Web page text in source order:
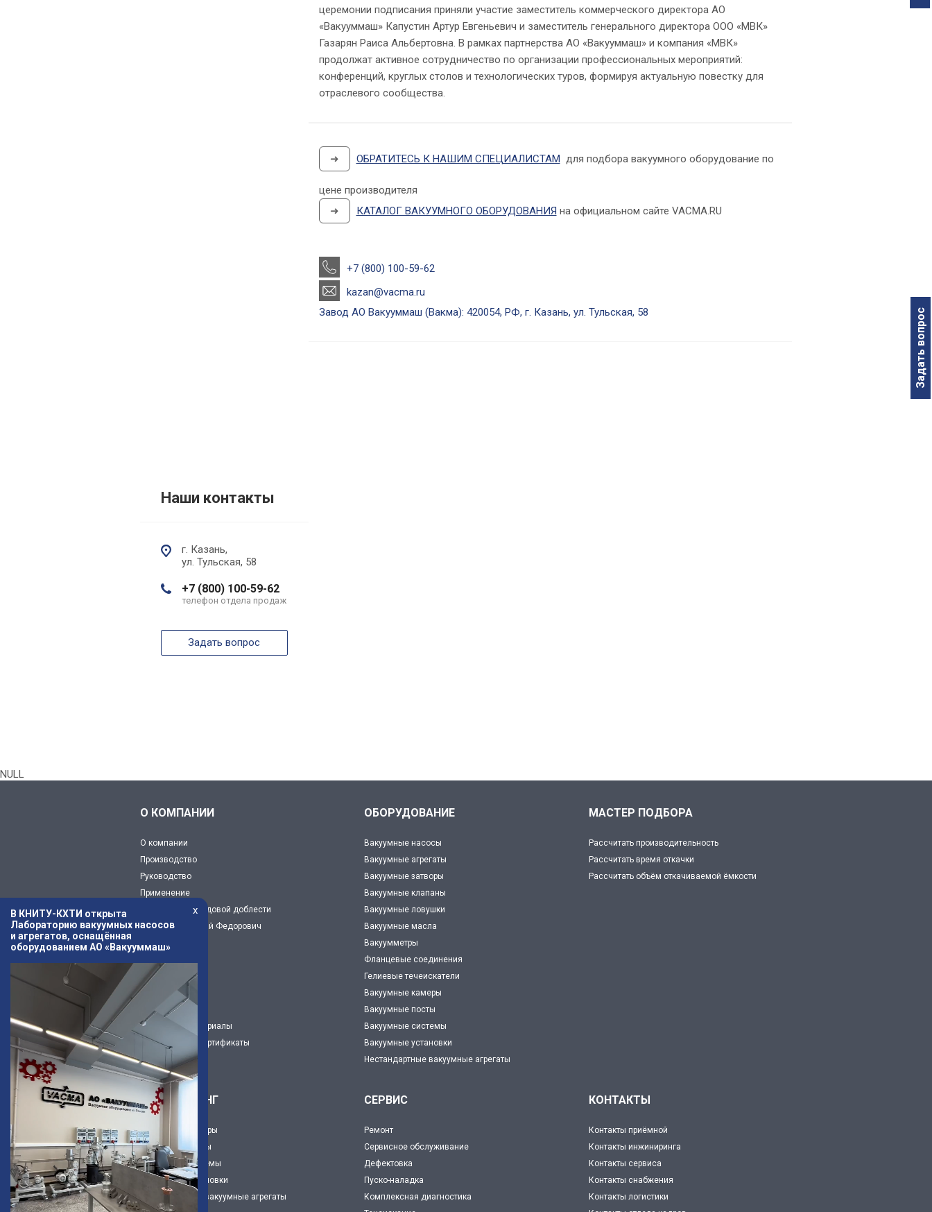
Задать вопрос
церемонии подписания приняли участие заместитель коммерческого директора АО
«Вакууммаш» Капустин Артур Евгеньевич и заместитель генерального директора ООО «МВК»
Газарян Раиса Альбертовна. В рамках партнерства АО «Вакууммаш» и компания «МВК»
продолжат активное сотрудничество по организации профессиональных мероприятий:
конференций, круглых столов и технологических туров, формируя актуальную повестку для
отраслевого сообщества.
➜ ОБРАТИТЕСЬ К НАШИМ СПЕЦИАЛИСТАМ для подбора вакуумного оборудование по
цене производителя
➜
КАТАЛОГ ВАКУУМНОГО ОБОРУДОВАНИЯ на официальном сайте VACMA.RU
+7 (800) 100-59-62
kazan@vacma.ru
Завод АО Вакууммаш (Вакма): 420054, РФ, г. Казань, ул. Тульская, 58
Наши контакты
г. Казань,
ул. Тульская, 58
+7 (800) 100-59-62
телефон отдела продаж
Задать вопрос
NULL
x
В КНИТУ-КХТИ открыта
Лабораторию вакуумных насосов
и агрегатов, оснащённая
оборудованием АО «Вакууммаш»
О КОМПАНИИ
О компании
Производство
Руководство
Применение
Предприятие трудовой доблести
Капустин Николай Федорович
Новости
Статьи
3Д модели
Рекламные материалы
Декларации и сертификаты
Карьера
ОБОРУДОВАНИЕ
Вакуумные насосы
Вакуумные агрегаты
Вакуумные затворы
Вакуумные клапаны
Вакуумные ловушки
Вакуумные масла
Вакуумметры
Фланцевые соединения
Гелиевые течеискатели
Вакуумные камеры
Вакуумные посты
Вакуумные системы
Вакуумные установки
Нестандартные вакуумные агрегаты
МАСТЕР ПОДБОРА
Рассчитать производительность
Рассчитать время откачки
Рассчитать объём откачиваемой ёмкости
ИНЖИНИРИНГ
Вакуумные камеры
Вакуумные посты
Вакуумнве системы
Вакуумные установки
Нестандартные вакуумные агрегаты
СЕРВИС
Ремонт
Сервисное обслуживание
Дефектовка
Пуско-наладка
Комплексная диагностика
КОНТАКТЫ
Контакты приёмной
Контакты инжиниринга
Контакты сервиса
Контакты снабжения
Контакты логистики